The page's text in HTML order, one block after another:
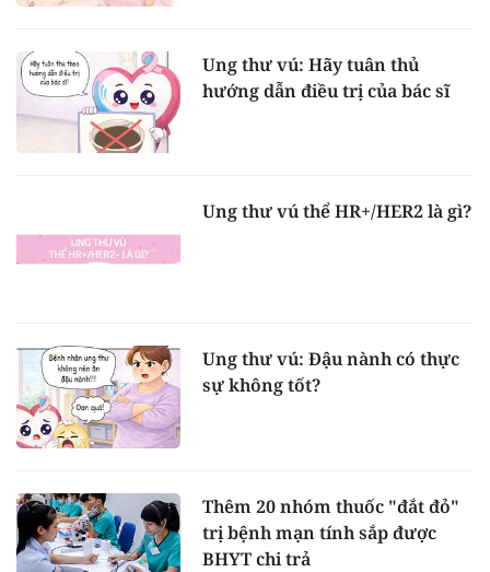
Ung thư vú: Hãy tuân thủ
hướng dẫn điều trị của bác sĩ
Ung thư vú thể HR+/HER2 là gì?
Ung thư vú: Đậu nành có thực
sự không tốt?
Thêm 20 nhóm thuốc "đắt đỏ"
trị bệnh mạn tính sắp được
BHYT chi trả